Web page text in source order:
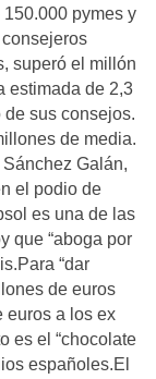
pymes y
superó el millón
estimada de 2,3
sus consejos.
de media.
Galán,
el podio de
es una de las
que “aboga por
“dar
de euros
euros a los ex
es el “chocolate
españoles.El